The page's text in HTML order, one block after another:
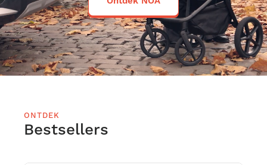
ONTDEK
Bestsellers